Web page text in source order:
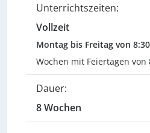
Unterrichtszeiten:
Vollzeit
Montag bis Freitag von
Wochen mit Feiertagen von
Dauer:
8 Wochen